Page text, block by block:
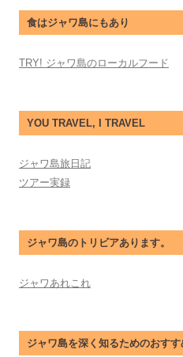
食はジャワ島にもあり
TRY! ジャワ島のローカルフード
YOU TRAVEL, I TRAVEL
ジャワ島旅日記
ツアー実録
ジャワ島のトリビアあります。
ジャワあれこれ
ジャワ島を深く知るためのおすす